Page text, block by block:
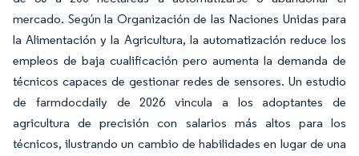
mercado. Según la Organización de las Naciones Unidas para
la Alimentación y la Agricultura, la automatización reduce los
empleos de baja cualificación pero aumenta la demanda de
técnicos capaces de gestionar redes de sensores. Un estudio
de farmdocdaily de 2026 vincula a los adoptantes de
agricultura de precisión con salarios más altos para los
técnicos, ilustrando un cambio de habilidades en lugar de una